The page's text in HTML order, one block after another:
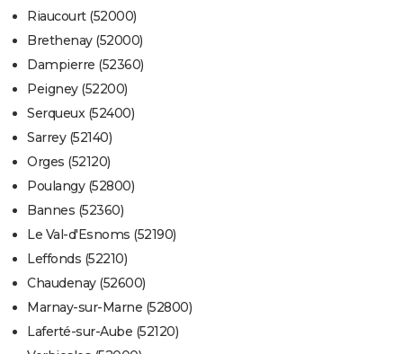
Riaucourt (52000)
Brethenay (52000)
Dampierre (52360)
Peigney (52200)
Serqueux (52400)
Sarrey (52140)
Orges (52120)
Poulangy (52800)
Bannes (52360)
Le Val-d'Esnoms (52190)
Leffonds (52210)
Chaudenay (52600)
Marnay-sur-Marne (52800)
Laferté-sur-Aube (52120)